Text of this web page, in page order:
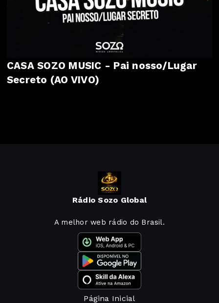
CASA SOZO MUSIC - Pai nosso/Lugar
Secreto (AO VIVO)
Rádio Sozo Global
A melhor web rádio do Brasil.
Página Inicial